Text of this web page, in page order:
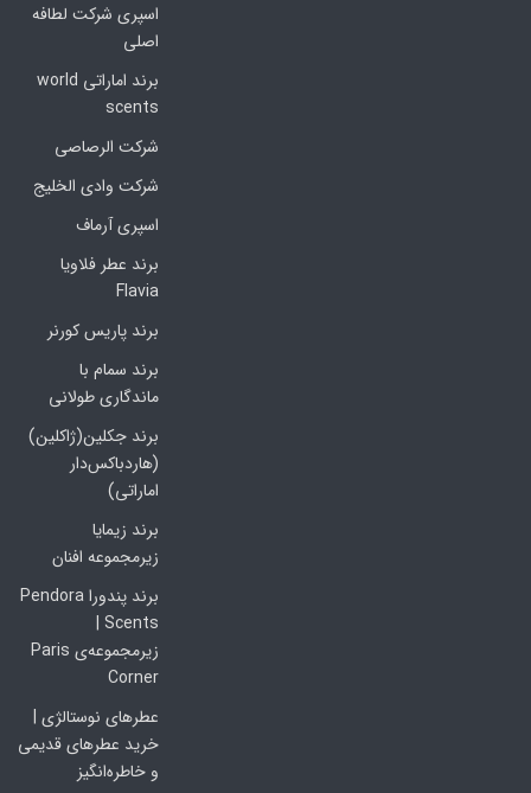
اسپری شرکت لطافه
اصلی
برند اماراتی world
scents
شرکت الرصاصی
شرکت وادی الخلیج
اسپری آرماف
برند عطر فلاویا
Flavia
برند پاریس کورنر
برند سمام با
ماندگاری طولانی
برند جکلین(ژاکلین)
(هاردباکس‌دار
اماراتی)
برند زیمایا
زیرمجموعه افنان
برند پندورا Pendora
Scents |
زیرمجموعه‌ی Paris
Corner
عطرهای نوستالژی |
خرید عطرهای قدیمی
و خاطره‌انگیز